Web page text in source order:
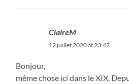
ClaireM
12 juillet 2020 at 23:42
Bonjour,
même chose ici dans le XIX.